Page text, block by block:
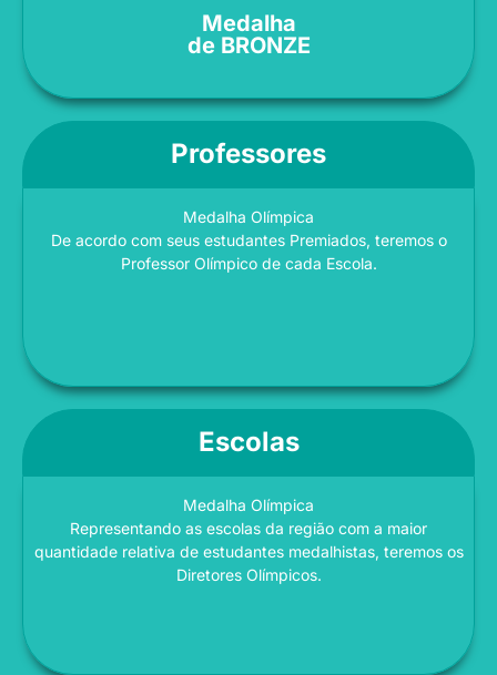
Medalha
de BRONZE
Professores
Medalha Olímpica
De acordo com seus estudantes Premiados, teremos o
Professor Olímpico de cada Escola.
Escolas
Medalha Olímpica
Representando as escolas da região com a maior
quantidade relativa de estudantes medalhistas, teremos os
Diretores Olímpicos.